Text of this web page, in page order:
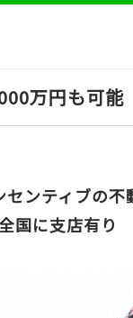
万円も可能
ンティブの
国に支店有り